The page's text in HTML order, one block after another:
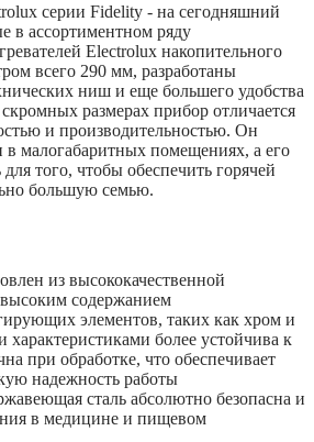
серии Fidelity - на сегодняшний
в ассортиментном ряду
Electrolux накопительного
всего 290 мм, разработаны
ниш и еще большего удобства
размерах прибор отличается
и производительностью. Он
в малогабаритных помещениях, а его
того, чтобы обеспечить горячей
большую семью.
из высококачественной
содержанием
элементов, таких как хром и
характеристиками более устойчива к
при обработке, что обеспечивает
надежность работы
сталь абсолютно безопасна и
в медицине и пищевом